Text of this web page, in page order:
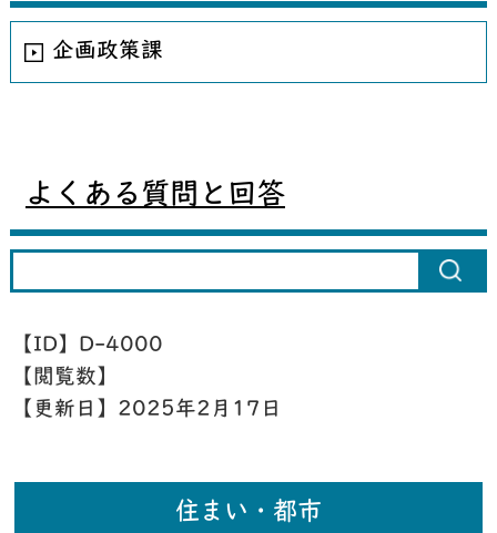
企画政策課
よくある質問と回答
【ID】 D-4000
【閲覧数】
【更新日】 2025年2月17日
住まい・都市